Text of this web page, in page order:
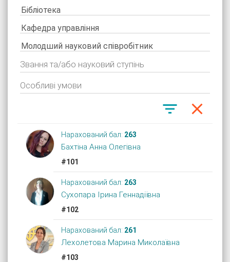
 
Нарахований бал: 263
Бахтіна Анна Олегівна
#101
Нарахований бал: 263
Сухопара Ірина Геннадіївна
#102
Нарахований бал: 261
Лехолетова Марина Миколаївна
#103